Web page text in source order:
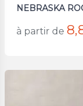
NEBRASKA
à partir de